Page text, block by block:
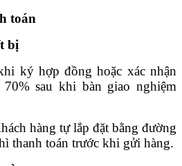
toán
bị
ký hợp đồng hoặc xác nhận
sau khi bàn giao nghiệm
hàng tự lắp đặt bằng đường
thanh toán trước khi gửi hàng.